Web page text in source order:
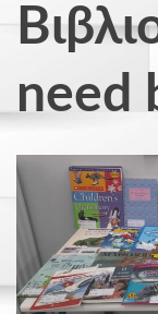
need